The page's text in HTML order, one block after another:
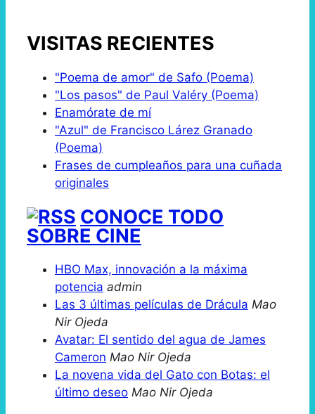
VISITAS RECIENTES
"Poema de amor" de Safo (Poema)
"Los pasos" de Paul Valéry (Poema)
Enamórate de mí
"Azul" de Francisco Lárez Granado
(Poema)
Frases de cumpleaños para una cuñada
originales
CONOCE TODO
SOBRE CINE
HBO Max, innovación a la máxima
potencia admin
Las 3 últimas películas de Drácula Mao
Nir Ojeda
Avatar: El sentido del agua de James
Cameron Mao Nir Ojeda
La novena vida del Gato con Botas: el
último deseo Mao Nir Ojeda